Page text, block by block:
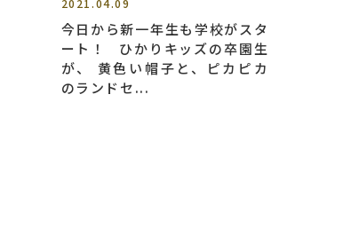
2021.04.09
今日から新一年生も学校がスタ
ート！ ひかりキッズの卒園生
が、 黄色い帽子と、ピカピカ
のランドセ...